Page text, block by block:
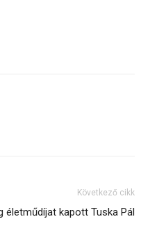
Következő cikk
életműdíjat kapott Tuska Pál